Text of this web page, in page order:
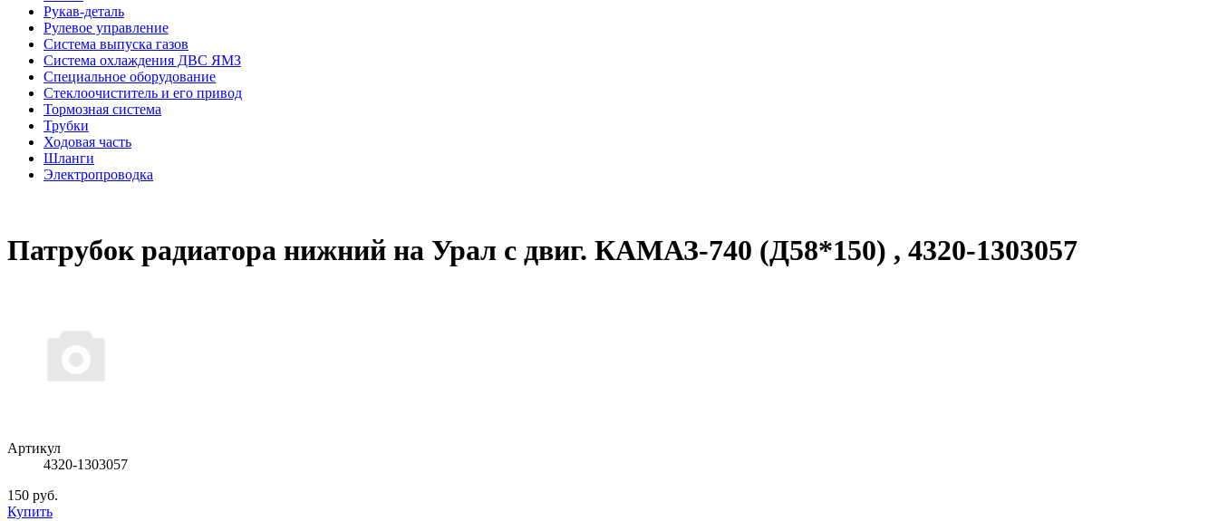
Рукав-деталь
Рулевое управление
Система выпуска газов
Система охлаждения ДВС ЯМЗ
Специальное оборудование
Стеклоочиститель и его привод
Тормозная система
Трубки
Ходовая часть
Шланги
Электропроводка
Патрубок радиатора нижний на Урал с двиг. КАМАЗ-740 (Д58*150) , 4320-1303057
Артикул
4320-1303057
150 руб.
Купить